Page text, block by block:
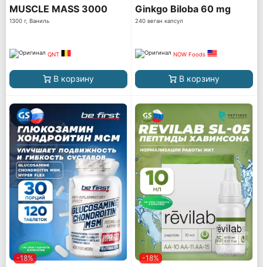
MUSCLE MASS 3000
1300 г, Ваниль
QNT
В корзину
Ginkgo Biloba 60 mg
240 веган капсул
NOW Foods
В корзину
-18% -18%